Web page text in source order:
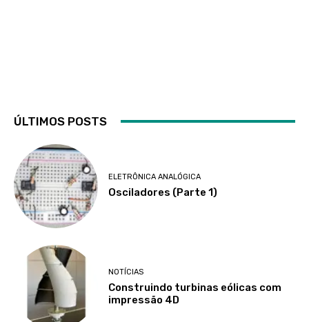
ÚLTIMOS POSTS
ELETRÔNICA ANALÓGICA
Osciladores (Parte 1)
NOTÍCIAS
Construindo turbinas eólicas com
impressão 4D